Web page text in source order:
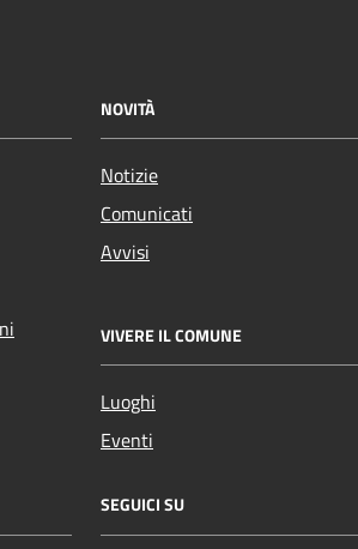
NOVITÀ
Notizie
Comunicati
Avvisi
VIVERE IL COMUNE
Luoghi
Eventi
SEGUICI SU